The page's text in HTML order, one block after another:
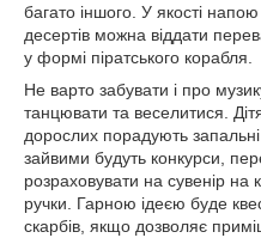
багато іншого. У якості
десертів можна віддати
у формі піратського корабля.
Не варто забувати і про
танцювати та веселитися.
дорослих порадують
зайвими будуть конкурси,
розраховувати на сувенір на
ручки. Гарною ідеєю буде
скарбів, якщо дозволяє